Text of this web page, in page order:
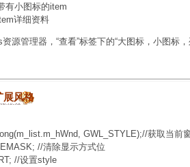
小图标的item
详细资料
管理器，“查看”标签下的“大图标，小图标，
展风格
GWL_STYLE);//获取当前
//清除显示方式位
//设置style